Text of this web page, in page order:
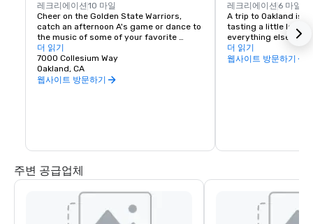
레크리에이션 10 마일
Cheer on the Golden State Warriors,
catch an afternoon A's game or dance to
the music of some of your favorite
artists!
더 읽기
7000 Collesium Way
Oakland, CA
웹사이트 방문하기
레크리에이션 6 마일
A trip to Oakland
tasting a little local
everything else in
scene is a little
wineries are housed
더 읽기
웹사이트 방문하기
주변 공급업체